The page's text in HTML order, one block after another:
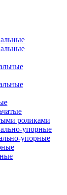
роликами
упорные
упорные